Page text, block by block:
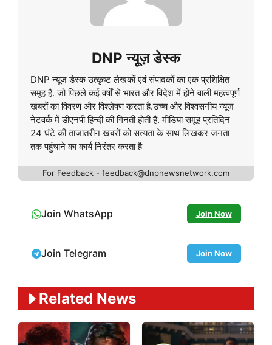
DNP न्यूज़ डेस्क
DNP न्यूज़ डेस्क उत्कृष्ट लेखकों एवं संपादकों का एक प्रशिक्षित
समूह है. जो पिछले कई वर्षों से भारत और विदेश में होने वाली महत्वपूर्ण
खबरों का विवरण और विश्लेषण करता है.उच्च और विश्वसनीय न्यूज
नेटवर्क में डीएनपी हिन्दी की गिनती होती है. मीडिया समूह प्रतिदिन
24 घंटे की ताजातरीन खबरों को सत्यता के साथ लिखकर जनता
तक पहुंचाने का कार्य निरंतर करता है
For Feedback - feedback@dnpnewsnetwork.com
Join WhatsApp Join Now
Join Telegram Join Now
Related News